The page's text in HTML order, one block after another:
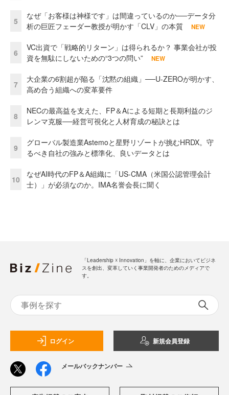
5
なぜ「お客様は神様です」は間違っているのか──データ分
析の巨匠フェーダー教授が明かす「CLV」の本質
NEW
6
VC出資で「戦略的リターン」は得られるか？ 事業会社が投
資を無駄にしないための“3つの問い”
NEW
7
大企業の6割超が陥る「沈黙の組織」──U-ZEROが明かす、
高め合う組織への変革要件
8
NECの最高益を支えた、FP＆Aによる短期と長期利益のジ
レンマ克服──経営可視化と人材育成の秘訣とは
9
グローバル製造業Astemoと星野リゾートが挑むHRDX。守
るべき自社の強みと標準化、良いデータとは
10
なぜAI時代のFP＆A組織に「US-CMA（米国公認管理会計
士）」が必須なのか。IMA名誉会長に聞く
「Leadership ☓ Innovation」を軸に、企業においてビジネ
スを創出、変革していく事業開発者のためのメディアで
す。
ログイン 新規会員登録
メールバックナンバー